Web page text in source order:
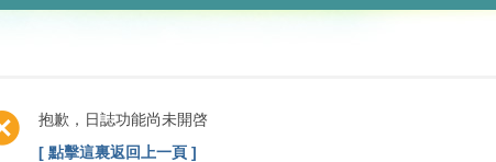
抱歉，日誌功能尚未開啓
[ 點擊這裏返回上一頁 ]